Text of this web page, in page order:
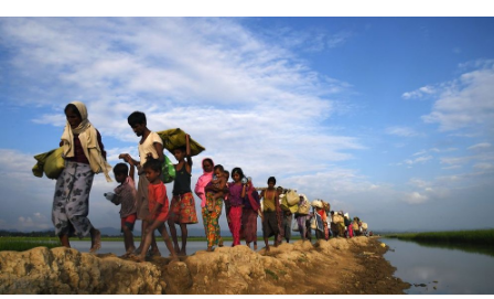
আন্তর্জাতিক
সারাদেশ
খেলা
বিনোদন
লাইফ
স্টাইল
শিক্ষা
তথ্যপ্রযুক্তি